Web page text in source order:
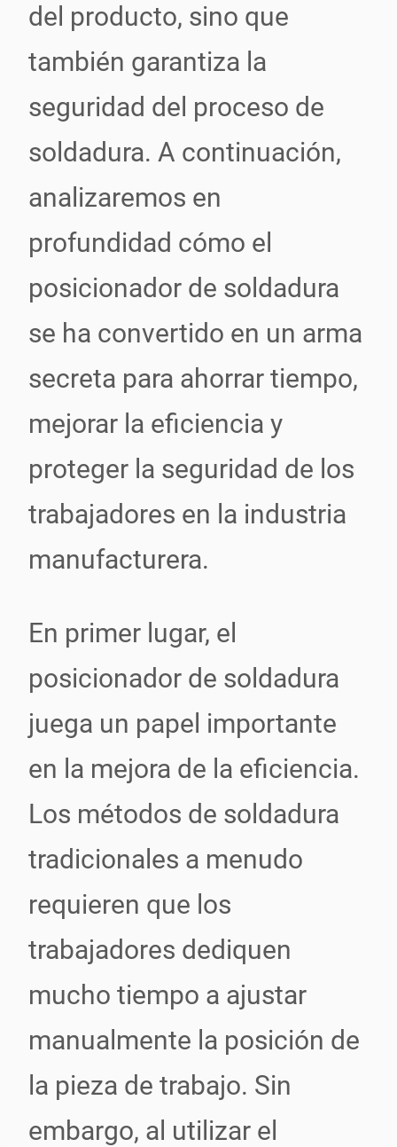
del producto, sino que
también garantiza la
seguridad del proceso de
soldadura. A continuación,
analizaremos en
profundidad cómo el
posicionador de soldadura
se ha convertido en un arma
secreta para ahorrar tiempo,
mejorar la eficiencia y
proteger la seguridad de los
trabajadores en la industria
manufacturera.
En primer lugar, el
posicionador de soldadura
juega un papel importante
en la mejora de la eficiencia.
Los métodos de soldadura
tradicionales a menudo
requieren que los
trabajadores dediquen
mucho tiempo a ajustar
manualmente la posición de
la pieza de trabajo. Sin
embargo, al utilizar el